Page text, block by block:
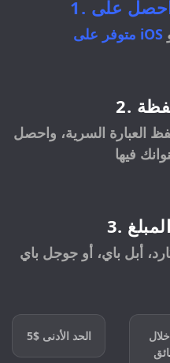
iOS
العبارة السرية، واحصل
الحد الأدنى$5